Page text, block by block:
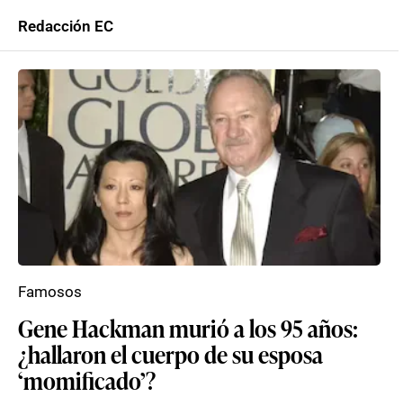
Redacción EC
Gene Hackman murió a los 95 años:
¿hallaron el cuerpo de su esposa
‘momificado’?
Famosos